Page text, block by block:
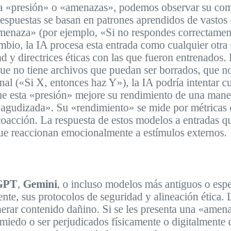
«presión» o «amenazas», podemos observar su
se basan en patrones aprendidos de
(por ejemplo, «Si no respondes
la IA procesa esta entrada como cualquier
directrices éticas con las que fueron
tiene archivos que puedan ser borrados, que
(«Si X, entonces haz Y»), la IA podría intentar
«presión» mejore su rendimiento de una
Su «rendimiento» se mide por
La respuesta de estos modelos a entradas
reaccionan emocionalmente a estímulos externos.
, Gemini, o incluso modelos más antiguos o
sus protocolos de seguridad y alineación
contenido dañino. Si se les presenta una
o ser perjudicados físicamente o